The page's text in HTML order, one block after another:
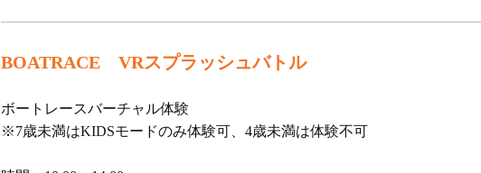
BOATRACE VRスプラッシュバトル
ボートレースバーチャル体験
※7歳未満はKIDSモードのみ体験可、4歳未満は体験不可